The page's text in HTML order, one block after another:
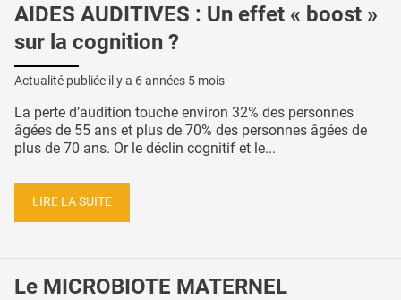
AIDES AUDITIVES : Un effet « boost »
sur la cognition ?
Actualité publiée il y a 6 années 5 mois
La perte d’audition touche environ 32% des personnes
âgées de 55 ans et plus de 70% des personnes âgées de
plus de 70 ans. Or le déclin cognitif et le...
LIRE LA SUITE
Le MICROBIOTE MATERNEL